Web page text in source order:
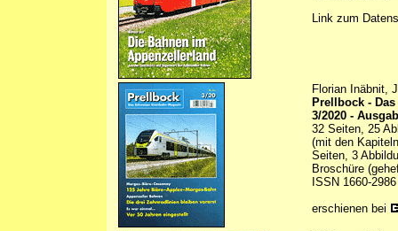
Link zum
Florian Inäbnit,
Prellbock -
3/2020 -
32 Seiten, 25
(mit den
Seiten, 3
Broschüre
ISSN 1660-2986
erschienen bei